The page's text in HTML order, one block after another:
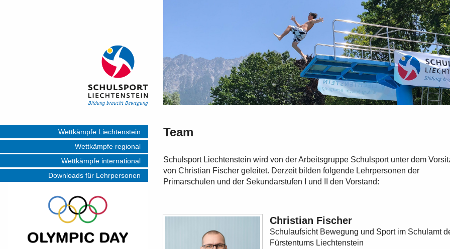
Wettkämpfe Liechtenstein
Wettkämpfe regional
Wettkämpfe international
Downloads für Lehrpersonen
Team
Schulsport Liechtenstein wird von der Arbeitsgruppe Schulsport unter dem
von Christian Fischer geleitet. Derzeit bilden folgende Lehrpersonen der
Primarschulen und der Sekundarstufen I und II den Vorstand:
Christian Fischer
Schulaufsicht Bewegung und Sport im Schulamt
Fürstentums Liechtenstein